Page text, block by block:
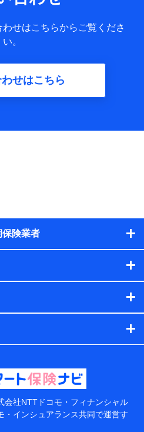
等を提供した際のメール内容や
れます。
保険契約者及び被保険者の氏
保険契約者と被保険者の関係、
内容、保険料、保険料のお支払
離などの情報、建物の構造や築
管理のため
と取引のあるもしくは委託を受
の保険その他に関する情報を提
の委託業務遂行のため、またそ
株式会社NTTドコモおよび提携
するため
ビス利用履歴、ウェブサイトの
内容等のパーソナルデータを分
理等付帯業務を行うため
ついて責任を有する者の名
各共同利用者（詳細は次のと
せはこちらからご覧くださ
い。
せはこちら
保険業者
会社NTTドコモ・フィナンシャル
・インシュアランス共同で運営す